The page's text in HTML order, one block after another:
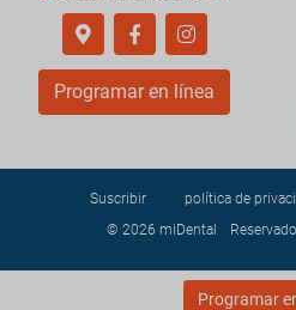
Programar en línea
© 2026 miDental
Suscribir política de
Programar